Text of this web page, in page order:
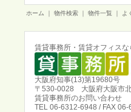
ホーム 物件検索 物件一覧 よ
賃貸事務所・賃貸オフィスな
大阪府知事(13)第19680号
〒530-0028 大阪府大阪市
賃貸事務所のお問い合わせ
TEL 06-6312-6948 / FAX